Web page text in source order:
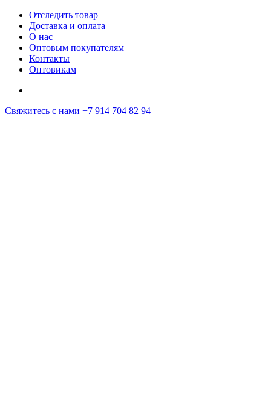
Отследить товар
Доставка и оплата
О нас
Оптовым покупателям
Контакты
Оптовикам
Свяжитесь с нами +7 914 704 82 94